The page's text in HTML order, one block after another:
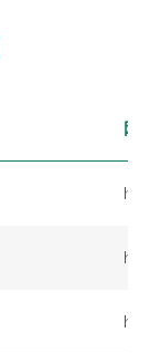
网